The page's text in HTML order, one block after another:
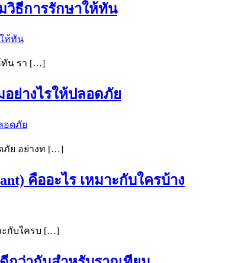
วิธีการรักษาให้ทัน
ทัน รา […]
อย่างไรให้ปลอดภัย
ภัย อย่างท […]
คืออะไร เหมาะกับใครบ้าง
ะกับใครบ […]